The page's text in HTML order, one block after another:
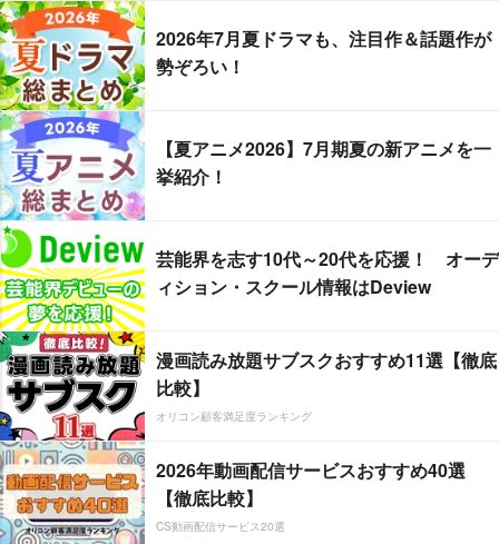
2026年7月夏ドラマも、注目作＆話題作が
勢ぞろい！
【夏アニメ2026】7月期夏の新アニメを一
挙紹介！
芸能界を志す10代～20代を応援！ オーデ
ィション・スクール情報はDeview
漫画読み放題サブスクおすすめ11選【徹底
比較】
オリコン顧客満足度ランキング
2026年動画配信サービスおすすめ40選
【徹底比較】
CS動画配信サービス20選